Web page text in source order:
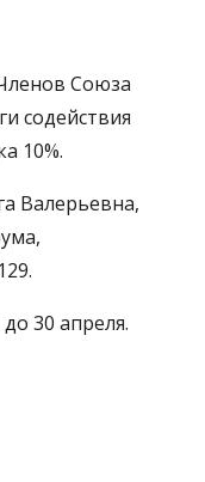
Союза
содействия
10%.
Валерьевна,
30 апреля.